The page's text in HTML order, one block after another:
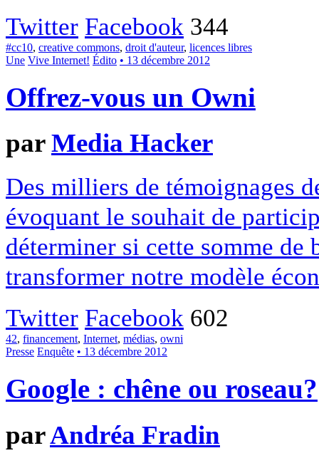
Twitter Facebook 344
#cc10, creative commons, droit d'auteur, licences libres
Une Vive Internet! Édito • 13 décembre 2012
Offrez-vous un Owni
parMedia Hacker
Des milliers de témoignages
évoquant le souhait de
déterminer si cette somme
transformer notre modèle
Twitter Facebook 602
42, financement, Internet, médias, owni
Presse Enquête • 13 décembre 2012
Google : chêne ou roseau?
parAndréa Fradin